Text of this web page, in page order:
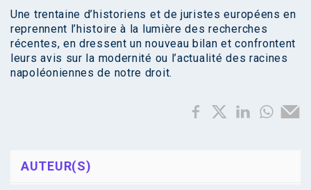
Une trentaine d’historiens et de juristes européens en
reprennent l’histoire à la lumière des recherches
récentes, en dressent un nouveau bilan et confrontent
leurs avis sur la modernité ou l’actualité des racines
napoléoniennes de notre droit.
AUTEUR(S)